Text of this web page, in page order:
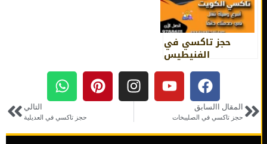
حجز تاكسي في
الفنيطيس
المقال االسابق
حجز تاكسي في الصليبخات حجز تاكسي في العديلية